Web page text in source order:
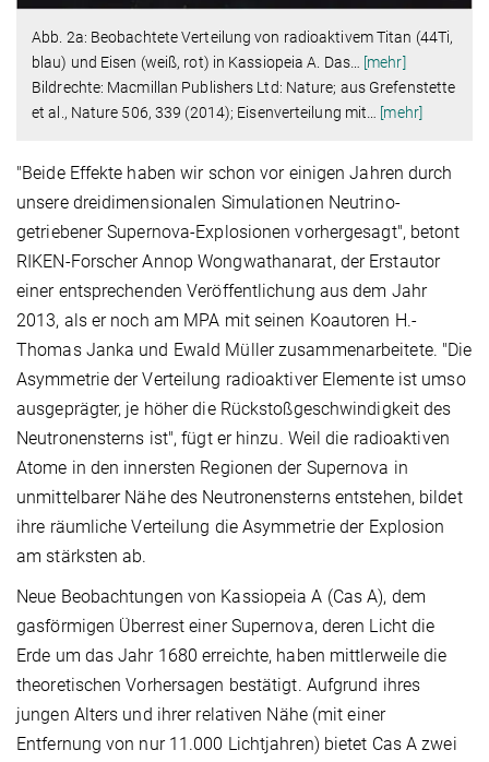
Abb. 2a: Beobachtete Verteilung von radioaktivem Titan (44Ti,
blau) und Eisen (weiß, rot) in Kassiopeia A. Das…
[mehr]
Bildrechte: Macmillan Publishers Ltd: Nature; aus Grefenstette
et al., Nature 506, 339 (2014); Eisenverteilung mit
[mehr]
"Beide Effekte haben wir schon vor einigen Jahren durch
unsere dreidimensionalen Simulationen Neutrino-
getriebener Supernova-Explosionen vorhergesagt", betont
RIKEN-Forscher Annop Wongwathanarat, der Erstautor
einer entsprechenden Veröffentlichung aus dem Jahr
2013, als er noch am MPA mit seinen Koautoren H.-
Thomas Janka und Ewald Müller zusammenarbeitete. "Die
Asymmetrie der Verteilung radioaktiver Elemente ist umso
ausgeprägter, je höher die Rückstoßgeschwindigkeit des
Neutronensterns ist", fügt er hinzu. Weil die radioaktiven
Atome in den innersten Regionen der Supernova in
unmittelbarer Nähe des Neutronensterns entstehen, bildet
ihre räumliche Verteilung die Asymmetrie der Explosion
am stärksten ab.
Neue Beobachtungen von Kassiopeia A (Cas A), dem
gasförmigen Überrest einer Supernova, deren Licht die
Erde um das Jahr 1680 erreichte, haben mittlerweile die
theoretischen Vorhersagen bestätigt. Aufgrund ihres
jungen Alters und ihrer relativen Nähe (mit einer
Entfernung von nur 11.000 Lichtjahren) bietet Cas A zwei